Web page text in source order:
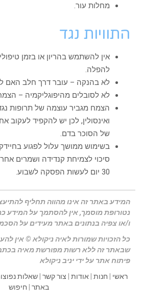
מחלות עור.
התוויות נגד
אין להשתמש בהריון או בזמן
להפלה.
לא בהנקה – עובר דרך חלב האם
לא לסובלים מהיפוגליקמיה –
הצמח מגביר עוצמה של תרופות
ואינסולין, לכן יש להקפיד לעקוב
של הסוכר בדם.
בשימוש ממושך עלול לפגוע
30 יום לעשות הפסקה לשבוע.
המידע באתר זה אינו מהווה תחליף
נטורופת מוסמך, אין להסתמך על המידע
ו/או צפיה בנתונים באתר מעידים על
כל הזכויות שמורות לאיה ניקולא © אין
שבאתר זה ללא רשות מפורשת מאיה
פיתוח אתר על ידי יניב ניקולא
ראשי | חנות | אודות | צור קשר |שאלות
באתר | חיפוש